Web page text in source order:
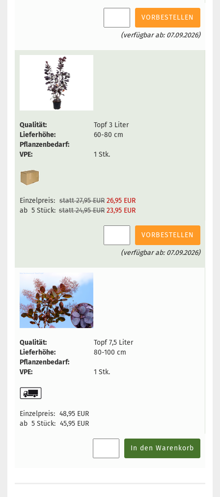
VORBESTELLEN
(verfügbar ab: 07.09.2026)
Qualität:
Topf 3 Liter
Lieferhöhe:
60-80 cm
Pflanzenbedarf:
VPE:
1 Stk.
Einzelpreis: statt 27,95 EUR 26,95 EUR
ab 5 Stück: statt 24,95 EUR 23,95 EUR
VORBESTELLEN
(verfügbar ab: 07.09.2026)
Qualität:
Topf 7,5 Liter
Lieferhöhe:
80-100 cm
Pflanzenbedarf:
VPE:
1 Stk.
Einzelpreis: 48,95 EUR
ab 5 Stück: 45,95 EUR
In den Warenkorb